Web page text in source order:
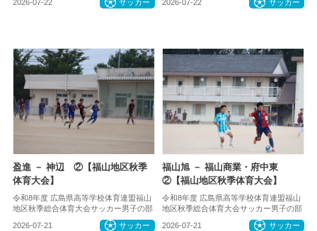
2026-07-22 サッカー 2026-07-22 サッカー
盈進 － 神辺 ②【福山地区秋季
体育大会】
令和8年度 広島県高等学校体育連盟福山
地区秋季総合体育大会サッカー男子の部
2026-07-21 サッカー
福山旭 － 福山商業・府中東
②【福山地区秋季体育大会】
令和8年度 広島県高等学校体育連盟福山
地区秋季総合体育大会サッカー男子の部
2026-07-21 サッカー